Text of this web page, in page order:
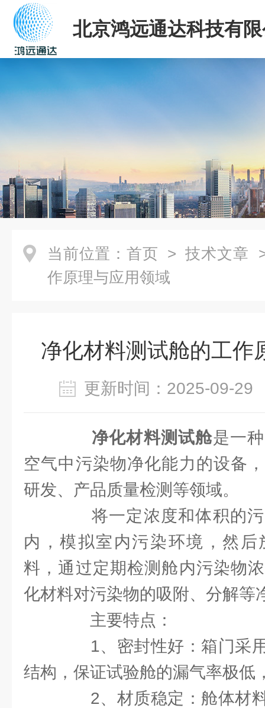
北京鸿远通达科技有
当前位置： 首页 > 技术文章
作原理与应用领域
净化材料测试舱的工作
更新时间：2025-09-
净化材料测试舱是一
空气中污染物净化能力的设备
研发、产品质量检测等领域。
将一定浓度和体积的污
内，模拟室内污染环境，然
料，通过定期检测舱内污染物
化材料对污染物的吸附、分解等
主要特点：
1、密封性好：箱门采用
结构，保证试验舱的漏气率极低
2、材质稳定：舱体材料